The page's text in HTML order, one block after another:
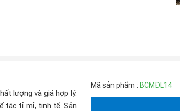
lượng và giá hợp lý.
tác tỉ mỉ, tinh tế. Sản
Mã sản phẩm : BCMĐL14